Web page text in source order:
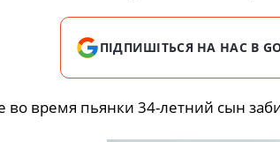
ПІДПИШІТЬСЯ НА НАС В
время пьянки 34-летний сын